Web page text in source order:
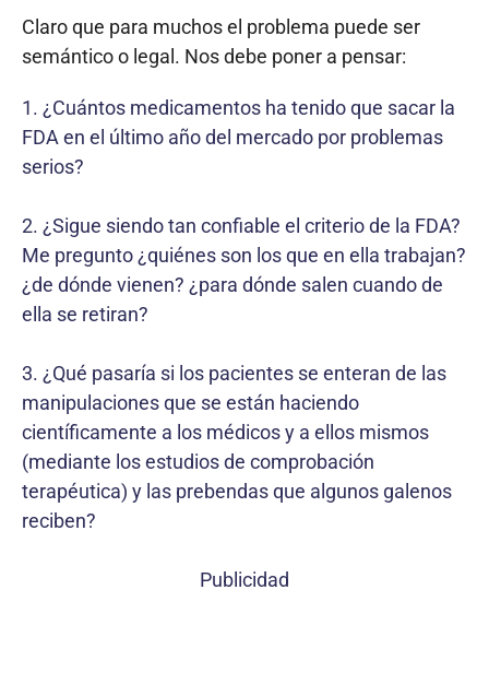
Claro que para muchos el problema puede ser
semántico o legal. Nos debe poner a pensar:
1. ¿Cuántos medicamentos ha tenido que sacar la
FDA en el último año del mercado por problemas
serios?
2. ¿Sigue siendo tan confiable el criterio de la FDA?
Me pregunto ¿quiénes son los que en ella trabajan?
¿de dónde vienen? ¿para dónde salen cuando de
ella se retiran?
3. ¿Qué pasaría si los pacientes se enteran de las
manipulaciones que se están haciendo
científicamente a los médicos y a ellos mismos
(mediante los estudios de comprobación
terapéutica) y las prebendas que algunos galenos
reciben?
Publicidad